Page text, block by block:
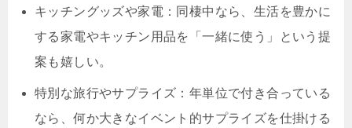
キッチングッズや家電：同棲中なら、生活を豊かに
する家電やキッチン用品を「一緒に使う」という提
案も嬉しい。
特別な旅行やサプライズ：年単位で付き合っている
なら、何か大きなイベント的サプライズを仕掛ける